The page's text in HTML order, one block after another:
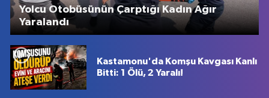
Yolcu Otobüsünün Çarptığı Kadın Ağır
Yaralandı
Kastamonu'da Komşu Kavgası Kanlı
Bitti: 1 Ölü, 2 Yaralı!